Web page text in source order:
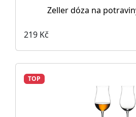
Zeller dóza na
219 Kč
TOP